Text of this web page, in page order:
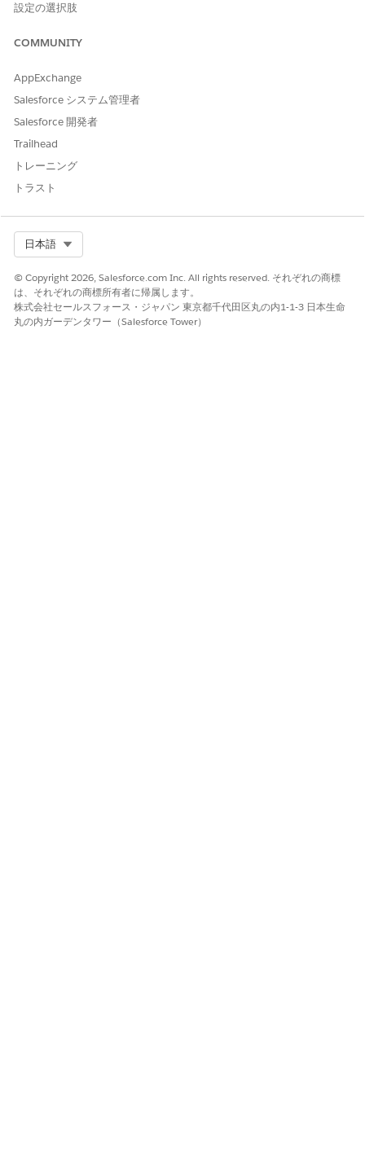
設定の選択肢
COMMUNITY
AppExchange
Salesforce システム管理者
Salesforce 開発者
Trailhead
トレーニング
トラスト
日本語
© Copyright 2026, Salesforce.com Inc. All rights reserved. それぞれの商標
は、それぞれの商標所有者に帰属します。
株式会社セールスフォース・ジャパン 東京都千代田区丸の内1-1-3 日本生命
丸の内ガーデンタワー（Salesforce Tower）